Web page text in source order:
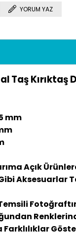
YORUM YAZ
Taş Kırıktaş
mm
Açık
Aksesuarlar